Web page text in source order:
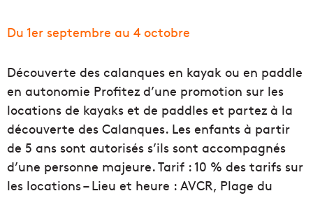
Du 1er septembre au 4 octobre
Découverte des calanques en kayak ou en paddle
en autonomie Profitez d’une promotion sur les
locations de kayaks et de paddles et partez à la
découverte des Calanques. Les enfants à partir
de 5 ans sont autorisés s’ils sont accompagnés
d’une personne majeure. Tarif : 10 % des tarifs sur
les locations – Lieu et heure : AVCR, Plage du